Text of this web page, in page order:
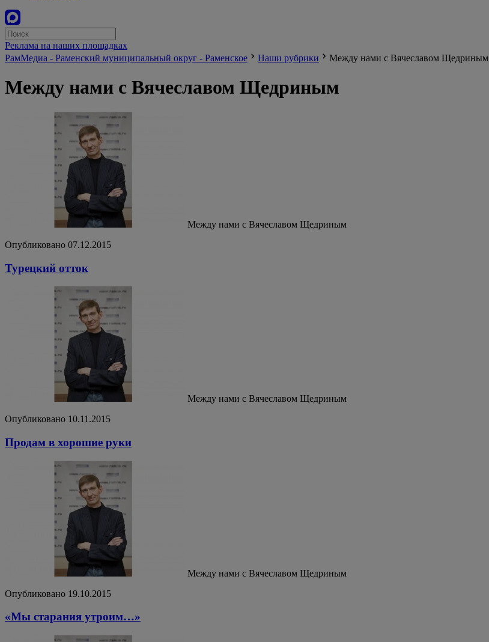
Реклама на наших площадках
РамМедиа - Раменский муниципальный округ - Раменское
Наши рубрики Между нами с Вячеславом Щедриным
Между нами с Вячеславом Щедриным
Между нами с Вячеславом Щедриным
Опубликовано 07.12.2015
Турецкий отток
Между нами с Вячеславом Щедриным
Опубликовано 10.11.2015
Продам в хорошие руки
Между нами с Вячеславом Щедриным
Опубликовано 19.10.2015
«Мы старания утроим…»